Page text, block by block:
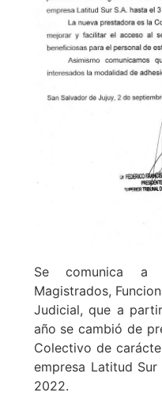
Se comunica a
Magistrados,
Judicial, que a
año se cambió de
Colectivo de
empresa Latitud
2022.